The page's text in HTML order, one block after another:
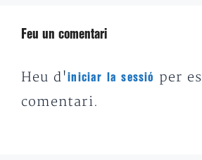
Feu un comentari
Heu d'iniciar la sessió
per
comentari.